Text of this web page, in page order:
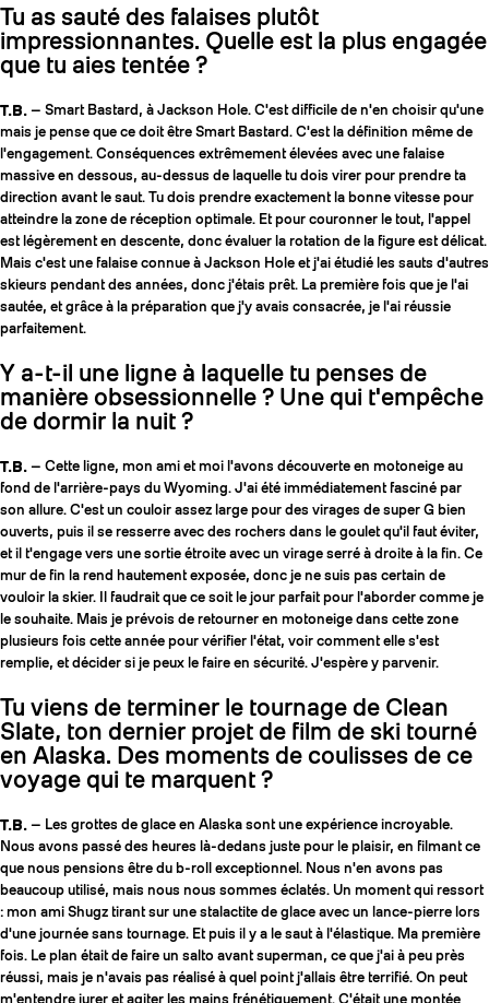
Tu as sauté des falaises plutôt
impressionnantes. Quelle est la plus engagée
que tu aies tentée ?
T.B. — Smart Bastard, à Jackson Hole. C'est difficile de n'en choisir qu'une
mais je pense que ce doit être Smart Bastard. C'est la définition même de
l'engagement. Conséquences extrêmement élevées avec une falaise
massive en dessous, au-dessus de laquelle tu dois virer pour prendre ta
direction avant le saut. Tu dois prendre exactement la bonne vitesse pour
atteindre la zone de réception optimale. Et pour couronner le tout, l'appel
est légèrement en descente, donc évaluer la rotation de la figure est délicat.
Mais c'est une falaise connue à Jackson Hole et j'ai étudié les sauts d'autres
skieurs pendant des années, donc j'étais prêt. La première fois que je l'ai
sautée, et grâce à la préparation que j'y avais consacrée, je l'ai réussie
parfaitement.
Y a-t-il une ligne à laquelle tu penses de
manière obsessionnelle ? Une qui t'empêche
de dormir la nuit ?
T.B. — Cette ligne, mon ami et moi l'avons découverte en motoneige au
fond de l'arrière-pays du Wyoming. J'ai été immédiatement fasciné par
son allure. C'est un couloir assez large pour des virages de super G bien
ouverts, puis il se resserre avec des rochers dans le goulet qu'il faut éviter,
et il t'engage vers une sortie étroite avec un virage serré à droite à la fin. Ce
mur de fin la rend hautement exposée, donc je ne suis pas certain de
vouloir la skier. Il faudrait que ce soit le jour parfait pour l'aborder comme je
le souhaite. Mais je prévois de retourner en motoneige dans cette zone
plusieurs fois cette année pour vérifier l'état, voir comment elle s'est
remplie, et décider si je peux le faire en sécurité. J'espère y parvenir.
Tu viens de terminer le tournage de Clean
Slate, ton dernier projet de film de ski tourné
en Alaska. Des moments de coulisses de ce
voyage qui te marquent ?
T.B. — Les grottes de glace en Alaska sont une expérience incroyable.
Nous avons passé des heures là-dedans juste pour le plaisir, en filmant ce
que nous pensions être du b-roll exceptionnel. Nous n'en avons pas
beaucoup utilisé, mais nous nous sommes éclatés. Un moment qui ressort
: mon ami Shugz tirant sur une stalactite de glace avec un lance-pierre lors
d'une journée sans tournage. Et puis il y a le saut à l'élastique. Ma première
fois. Le plan était de faire un salto avant superman, ce que j'ai à peu près
réussi, mais je n'avais pas réalisé à quel point j'allais être terrifié. On peut
m'entendre jurer et agiter les mains frénétiquement. C'était une montée